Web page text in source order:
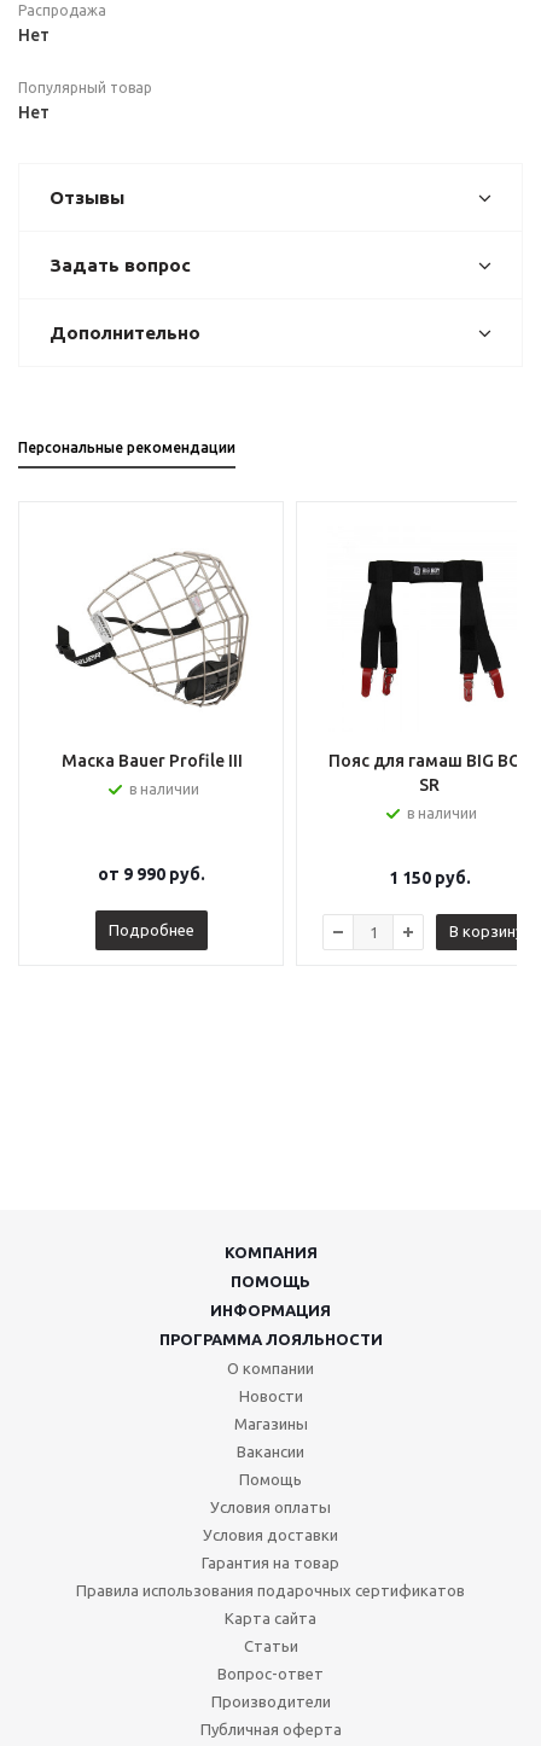
Распродажа
Нет
Популярный товар
Нет
Отзывы
Задать вопрос
Дополнительно
Персональные рекомендации
Маска Bauer Profile III
в наличии
от 9 990 руб.
Подробнее
Пояс для гамаш BIG BOY
SR
в наличии
1 150руб.
В корзину
КОМПАНИЯ
ПОМОЩЬ
ИНФОРМАЦИЯ
ПРОГРАММА ЛОЯЛЬНОСТИ
О компании
Новости
Магазины
Вакансии
Помощь
Условия оплаты
Условия доставки
Гарантия на товар
Правила использования подарочных сертификатов
Карта сайта
Статьи
Вопрос-ответ
Производители
Публичная оферта